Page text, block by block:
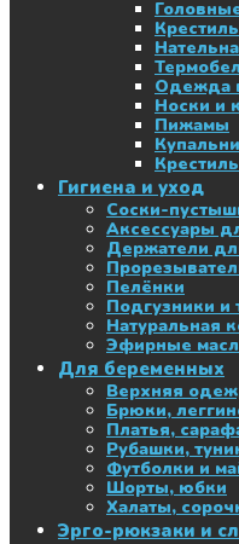
Одежда
Носки и
Пижамы
Гигиена и уход
Соски-
Аксессуары
Держатели
Пелёнки
Подгузники и
Натуральная
Эфирные
Для беременных
Верхняя
Брюки,
Платья,
Рубашки,
Футболки и
Шорты, юбки
Халаты,
Эрго-рюкзаки и